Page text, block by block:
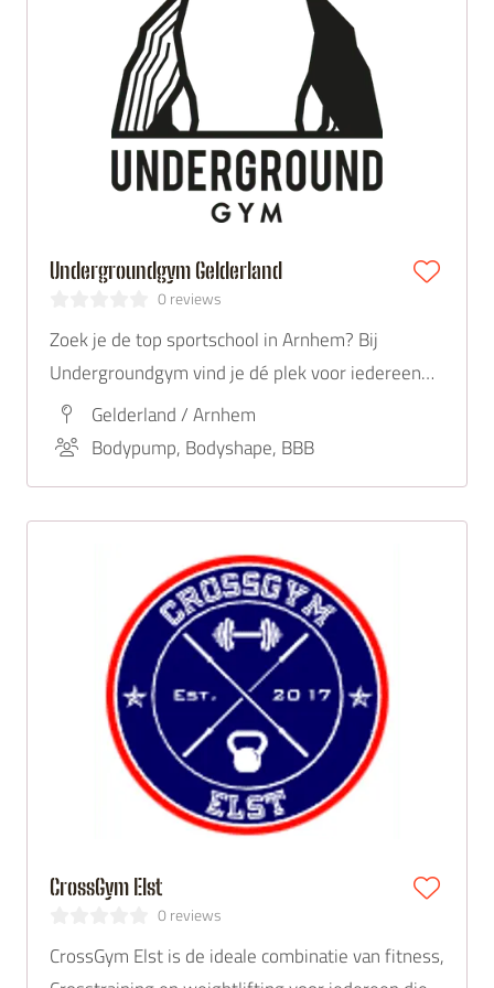
Undergroundgym Gelderland
0 reviews
Zoek je de top sportschool in Arnhem? Bij
Undergroundgym vind je dé plek voor iedereen
die gezondheid en fitheid serieus neemt, van
beginners tot gevorderde sporters.
Gelderland / Arnhem
Bodypump, Bodyshape, BBB
CrossGym Elst
0 reviews
CrossGym Elst is de ideale combinatie van fitness,